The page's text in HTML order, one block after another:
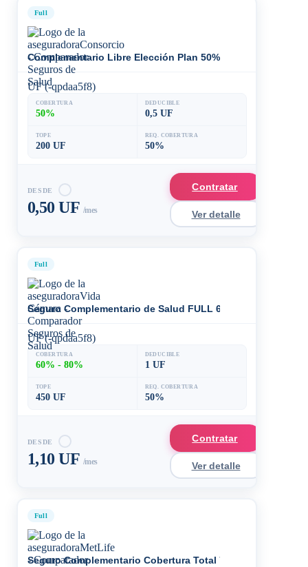
Full
Complementario Libre Elección Plan 50%
UF (-qpdaa5f8)
COBERTURA
50%
DEDUCIBLE
0,5 UF
TOPE
200 UF
REQ. COBERTURA
50%
DESDE
0,50 UF /mes
Contratar
Ver detalle
Full
Seguro Complementario de Salud FULL 60%
UF (-qpdaa5f8)
COBERTURA
60% - 80%
DEDUCIBLE
1 UF
TOPE
450 UF
REQ. COBERTURA
50%
DESDE
1,10 UF /mes
Contratar
Ver detalle
Full
Seguro Complementario Cobertura Total 70%